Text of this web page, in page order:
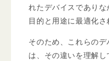
れたデバイスであり
目的と用途に最適化さ
そのため、これらの
は、その違いを理解